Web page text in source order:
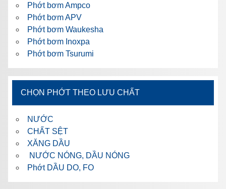
Phớt bơm Ampco
Phớt bơm APV
Phớt bơm Waukesha
Phớt bơm Inoxpa
Phớt bơm Tsurumi
CHỌN PHỚT THEO LƯU CHẤT
NƯỚC
CHẤT SỆT
XĂNG DẦU
NƯỚC NÓNG, DẦU NÓNG
Phớt DẦU DO, FO